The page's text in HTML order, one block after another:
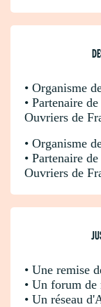
• Organisme
• Partenaire
Ouvriers de
• Organisme
• Partenaire
Ouvriers de
• Une remise
• Un forum de
• Un réseau